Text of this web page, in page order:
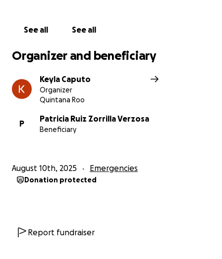
See all See all
Organizer and beneficiary
Keyla Caputo
Organizer
Quintana Roo
P
Patricia Ruiz Zorrilla Verzosa
Beneficiary
August 10th, 2025 Emergencies
Donation protected
Report fundraiser